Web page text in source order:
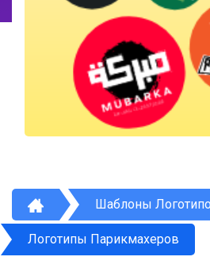
Шаблоны
Логотипы Парикмахеров